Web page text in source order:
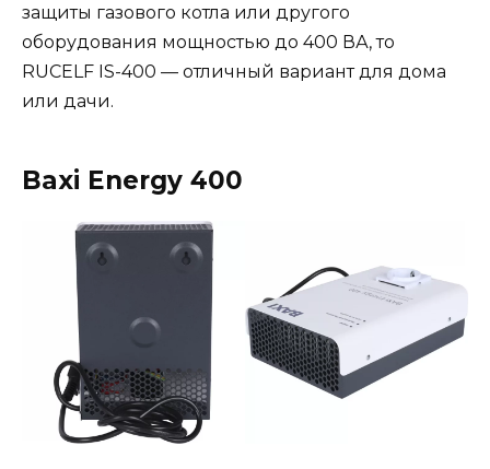
защиты газового котла или другого
оборудования мощностью до 400 ВА, то
RUCELF IS-400 — отличный вариант для дома
или дачи​.
Baxi Energy 400